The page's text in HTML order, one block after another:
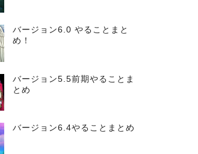
バージョン6.0 やることまと
め！
バージョン5.5前期やることま
とめ
バージョン6.4やることまとめ